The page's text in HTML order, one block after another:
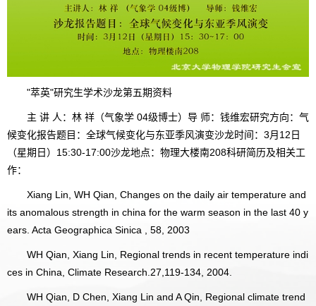
"萃英"研究生学术沙龙第五期资料
主 讲 人：林 祥（气象学 04级博士）导 师：钱维宏研究方向：气
候变化报告题目：全球气候变化与东亚季风演变沙龙时间：3月12日
（星期日）15:30-17:00沙龙地点：物理大楼南208科研简历及相关工
作：
Xiang Lin, WH Qian, Changes on the daily air temperature and
its anomalous strength in china for the warm season in the last 40 y
ears. Acta Geographica Sinica , 58, 2003
WH Qian, Xiang Lin, Regional trends in recent temperature indi
ces in China, Climate Research.27,119-134, 2004.
WH Qian, D Chen, Xiang Lin and A Qin, Regional climate trend